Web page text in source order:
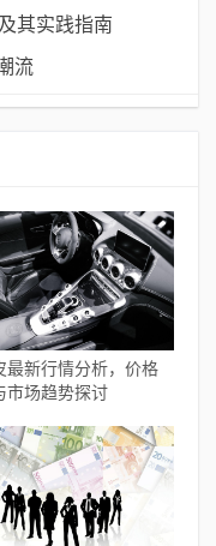
其实践指南
流
最新行情分析，价格
市场趋势探讨